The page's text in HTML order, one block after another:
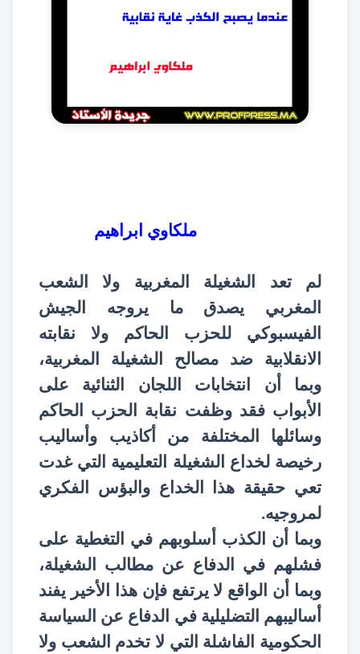
ملكاوي ابراهيم
لم تعد الشغيلة المغربية ولا الشعب
المغربي يصدق ما يروجه الجيش
الفيسبوكي للحزب الحاكم ولا نقابته
الانقلابية ضد مصالح الشغيلة المغربية،
وبما أن انتخابات اللجان الثنائية على
الأبواب فقد وظفت نقابة الحزب الحاكم
وسائلها المختلفة من أكاذيب وأساليب
رخيصة لخداع الشغيلة التعليمية التي غدت
تعي حقيقة هذا الخداع والبؤس الفكري
لمروجيه.
وبما أن الكذب أسلوبهم في التغطية على
فشلهم في الدفاع عن مطالب الشغيلة،
وبما أن الواقع لا يرتفع فإن هذا الأخير يفند
أساليبهم التضليلية في الدفاع عن السياسة
الحكومية الفاشلة التي لا تخدم الشعب ولا